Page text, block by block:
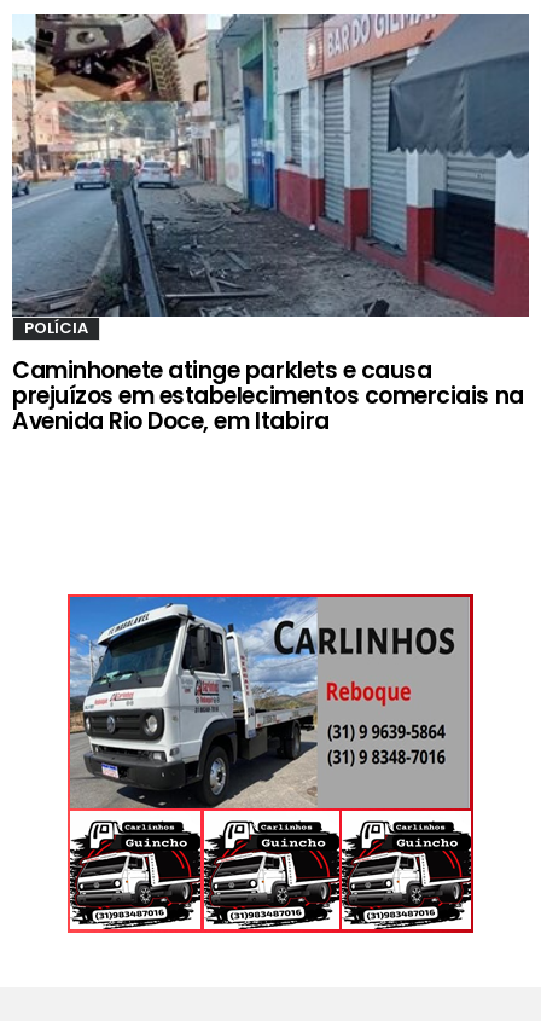
POLÍCIA
Caminhonete atinge parklets e causa
prejuízos em estabelecimentos comerciais na
Avenida Rio Doce, em Itabira